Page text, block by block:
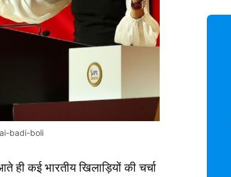
badi-boli
कई भारतीय खिलाड़ियों की चर्चा